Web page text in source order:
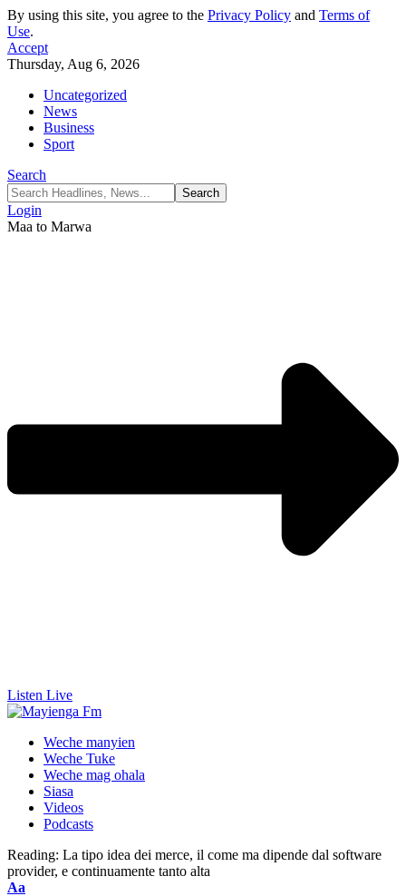
By using this site, you agree to the Privacy Policy and Terms of
Use.
Accept
Thursday, Aug 6, 2026
Uncategorized
News
Business
Sport
Search
Login
Maa to Marwa
Listen Live
Weche manyien
Weche Tuke
Weche mag ohala
Siasa
Videos
Podcasts
Reading: La tipo idea dei merce, il come ma dipende dal software
provider, e continuamente tanto alta
Font
Aa